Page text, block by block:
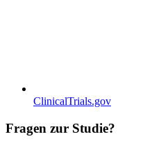
ClinicalTrials.gov
Fragen zur Studie?